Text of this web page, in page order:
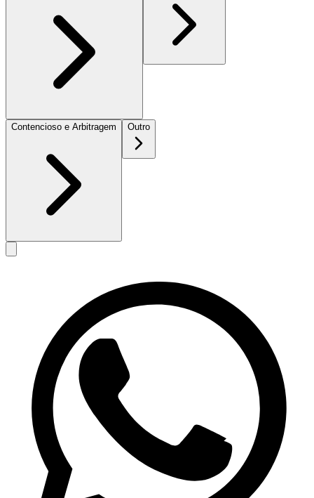
Contencioso e Arbitragem Outro